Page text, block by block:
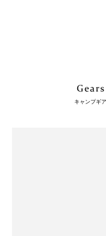
キャンプギア